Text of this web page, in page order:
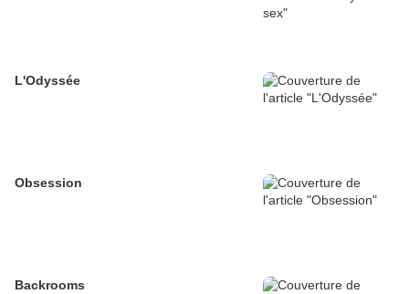
L'Odyssée
Obsession
Backrooms